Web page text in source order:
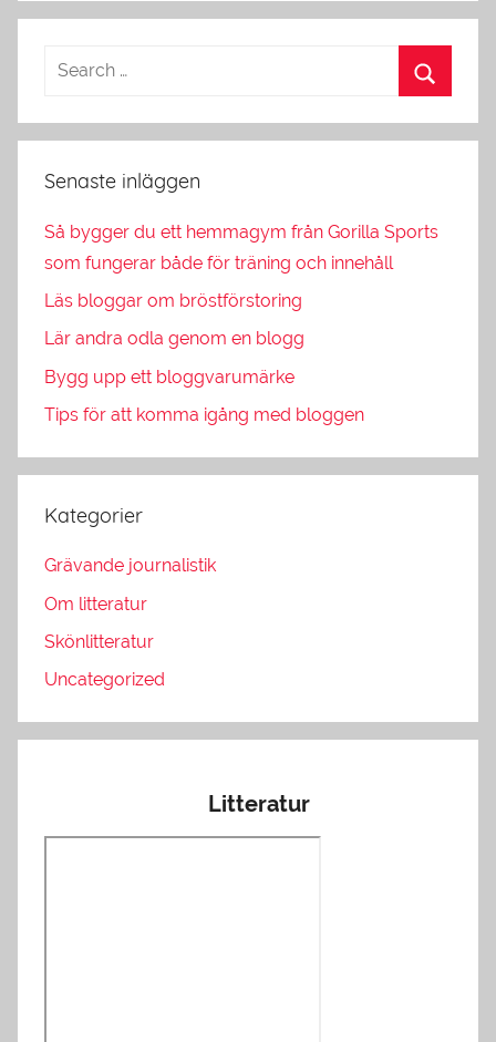
Senaste inläggen
Så bygger du ett hemmagym från Gorilla Sports
som fungerar både för träning och innehåll
Läs bloggar om bröstförstoring
Lär andra odla genom en blogg
Bygg upp ett bloggvarumärke
Tips för att komma igång med bloggen
Kategorier
Grävande journalistik
Om litteratur
Skönlitteratur
Uncategorized
Litteratur